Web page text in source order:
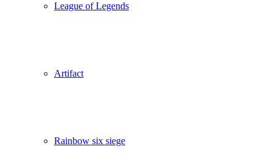
League of Legends
Artifact
Rainbow six siege